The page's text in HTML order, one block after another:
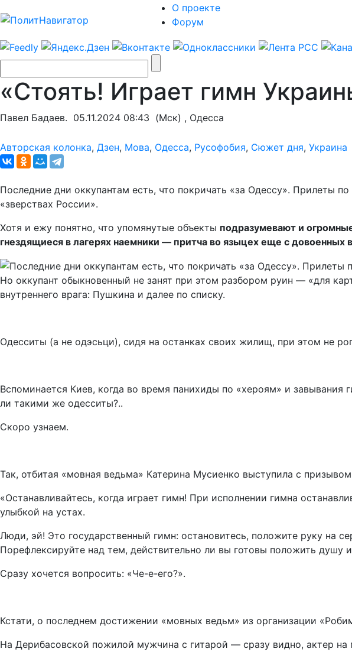
О проекте
Форум
«Стоять! Играет гимн
Павел Бадаев. 05.11.2024 08:43 (Мск) , Одесса
Авторская колонка, Дзен, Мова, Одесса, Русофобия, Сюжет дня, Украина
Последние дни оккупантам есть, что покричать «за Одессу». Прилеты
«зверствах России».
Хотя и ежу понятно, что упомянутые объекты подразумевают и
гнездящиеся в лагерях наемники — притча во языцех еще с довоенных
Но оккупант обыкновенный не занят при этом разбором руин — «для
внутреннего врага: Пушкина и далее по списку.
Одесситы (а не одэсьци), сидя на останках своих жилищ, при этом не
Вспоминается Киев, когда во время панихиды по «хероям» и
ли такими же одесситы?..
Скоро узнаем.
Так, отбитая «мовная ведьма» Катерина Мусиенко выступила с
«Останавливайтесь, когда играет гимн! При исполнении гимна
улыбкой на устах.
Люди, эй! Это государственный гимн: остановитесь, положите руку на
Порефлексируйте над тем, действительно ли вы готовы положить душу
Сразу хочется вопросить: «Че-е-его?».
Кстати, о последнем достижении «мовных ведьм» из организации
На Дерибасовской пожилой мужчина с гитарой — сразу видно, актер